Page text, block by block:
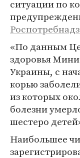
ситуации по
«По данным
здоровья
Украины, с
корью
из которых
болезни
шестеро
Наибольшее